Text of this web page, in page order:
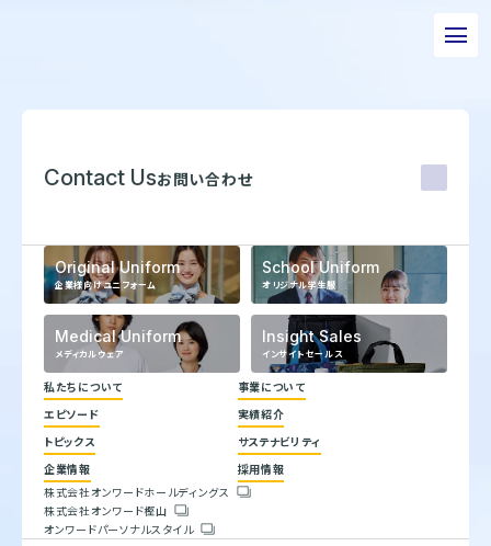
私たちについて
実績紹介
トピックス
サステナビリティ
企業情報
採用情報
お問い合わせ
株式会社オンワードホールディングス
株式会社オンワード樫山
オンワードパーソナルスタイル
Contact Usお問い合わせ
Original Uniform
企業様向けユニフォーム
School Uniform
オリジナル学生服
Medical Uniform
メディカルウェア
Insight Sales
インサイトセールス
私たちについて
代表メッセージ
企業理念
ヒストリー
事業について
エピソード
実績紹介
トピックス
サステナビリティ
トップコミットメント
具体的な取り組みと目標
企業情報
会社概要
人権方針
採用情報
株式会社オンワードホールディングス
株式会社オンワード樫山
オンワードパーソナルスタイル